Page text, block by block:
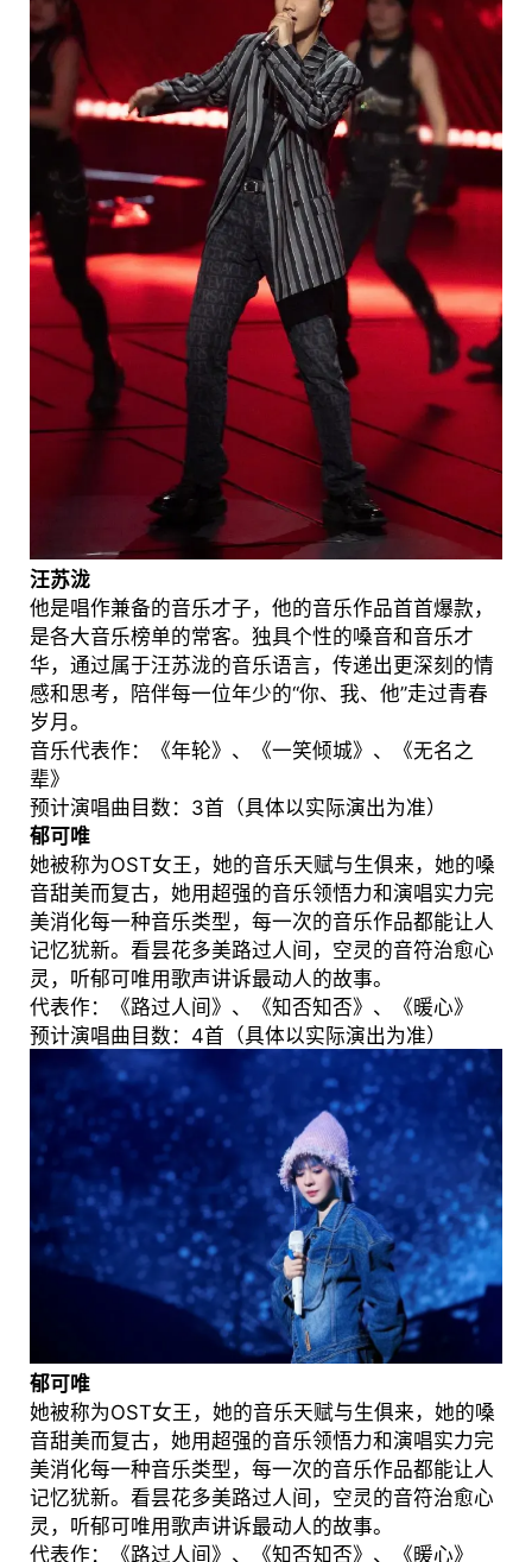
汪苏泷
他是唱作兼备的音乐才子，他的音乐作品首首爆款，
是各大音乐榜单的常客。独具个性的嗓音和音乐才
华，通过属于汪苏泷的音乐语言，传递出更深刻的情
感和思考，陪伴每一位年少的“你、我、他”走过青春
岁月。
音乐代表作：《年轮》、《一笑倾城》、《无名之
辈》
预计演唱曲目数：3首（具体以实际演出为准）
郁可唯
她被称为OST女王，她的音乐天赋与生俱来，她的嗓
音甜美而复古，她用超强的音乐领悟力和演唱实力完
美消化每一种音乐类型，每一次的音乐作品都能让人
记忆犹新。看昙花多美路过人间，空灵的音符治愈心
灵，听郁可唯用歌声讲诉最动人的故事。
代表作：《路过人间》、《知否知否》、《暖心》
预计演唱曲目数：4首（具体以实际演出为准）
郁可唯
她被称为OST女王，她的音乐天赋与生俱来，她的嗓
音甜美而复古，她用超强的音乐领悟力和演唱实力完
美消化每一种音乐类型，每一次的音乐作品都能让人
记忆犹新。看昙花多美路过人间，空灵的音符治愈心
灵，听郁可唯用歌声讲诉最动人的故事。
代表作：《路过人间》、《知否知否》、《暖心》